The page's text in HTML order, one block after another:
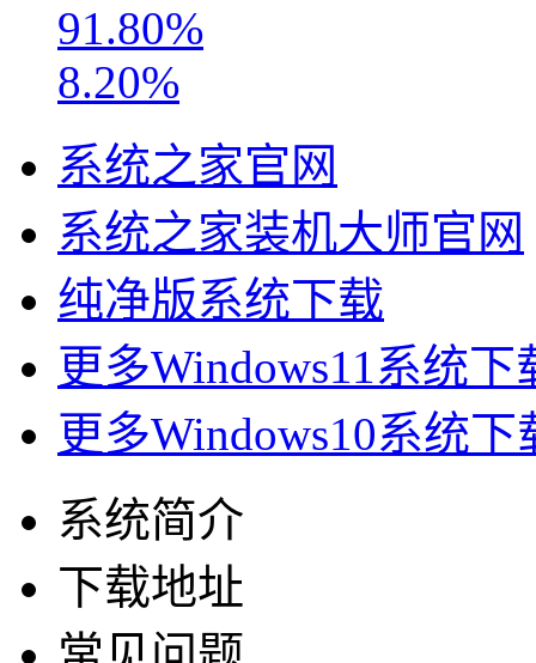
91.80%
8.20%
系统之家官网
系统之家装机大师官网
纯净版系统下载
更多Windows11系统下
更多Windows10系统下
系统简介
下载地址